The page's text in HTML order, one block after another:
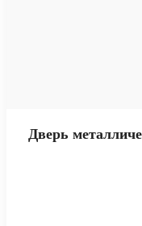
Дверь